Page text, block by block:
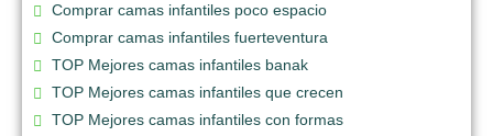
Comprar camas infantiles poco espacio
Comprar camas infantiles fuerteventura
TOP Mejores camas infantiles banak
TOP Mejores camas infantiles que crecen
TOP Mejores camas infantiles con formas